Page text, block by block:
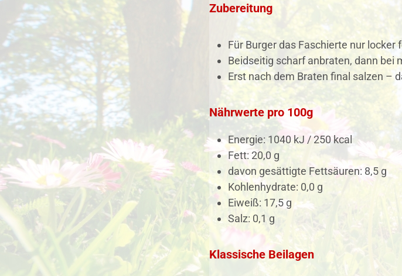
Zubereitung
Für Burger das Faschierte nur
Beidseitig scharf anbraten, dann bei
Erst nach dem Braten final salzen –
Nährwerte pro 100g
Energie: 1040 kJ / 250 kcal
Fett: 20,0 g
davon gesättigte Fettsäuren: 8,5 g
Kohlenhydrate: 0,0 g
Eiweiß: 17,5 g
Salz: 0,1 g
Klassische Beilagen